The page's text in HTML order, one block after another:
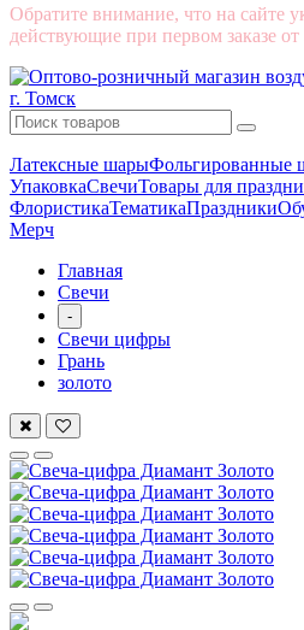
Обратите внимание, что на сайте
действующие при первом заказе от
Латексные шарыФольгированные
УпаковкаСвечиТовары для
ФлористикаТематикаПраздники
Мерч
Главная
Свечи
-
Свечи цифры
Грань
золото